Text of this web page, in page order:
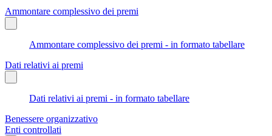
Ammontare complessivo dei premi
Ammontare complessivo dei premi - in formato tabellare
Dati relativi ai premi
Dati relativi ai premi - in formato tabellare
Benessere organizzativo
Enti controllati